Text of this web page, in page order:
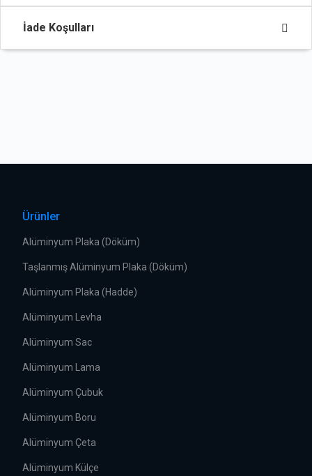
İade Koşulları
Ürünler
Alüminyum Plaka (Döküm)
Taşlanmış Alüminyum Plaka (Döküm)
Alüminyum Plaka (Hadde)
Alüminyum Levha
Alüminyum Sac
Alüminyum Lama
Alüminyum Çubuk
Alüminyum Boru
Alüminyum Çeta
Alüminyum Külçe